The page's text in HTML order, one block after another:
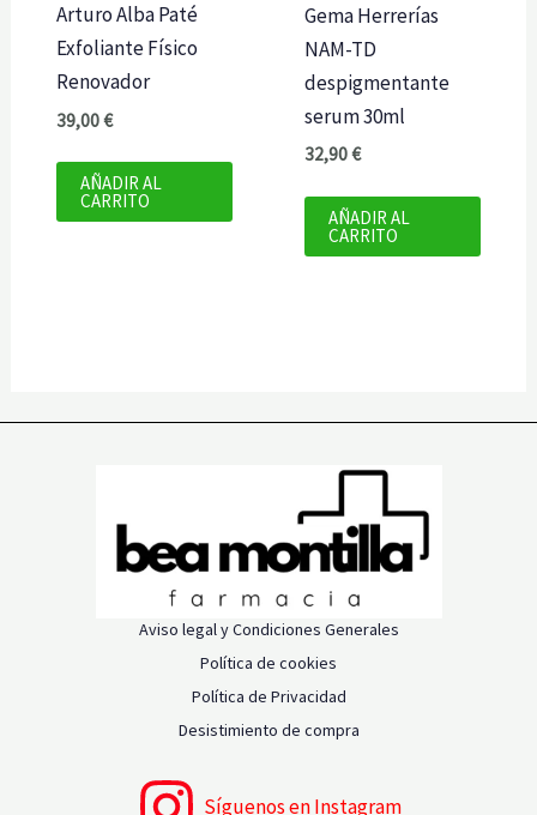
Arturo Alba Paté
Exfoliante Físico
Renovador
39,00€
AÑADIR AL
CARRITO
Gema Herrerías
NAM-TD
despigmentante
serum 30ml
32,90€
AÑADIR AL
CARRITO
Aviso legal y Condiciones Generales
Política de cookies
Política de Privacidad
Desistimiento de compra
Síguenos en Instagram